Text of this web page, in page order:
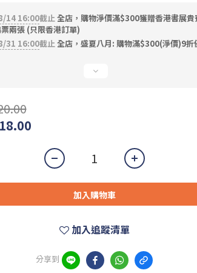
14 16:00截止全店，購物淨價滿$300獲贈香港書展貴
兩張 (只限香港訂單)
31 16:00截止全店，盛夏八月: 購物滿$300(淨價)9折
加入購物車
加入追蹤清單
分享到